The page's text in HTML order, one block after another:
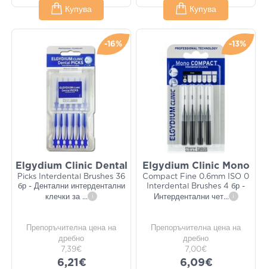
Купува Купува
-16%
Elgydium Clinic Dental
Picks Interdental Brushes 36
бр - Дентални интердентални
клечки за ... i
Препоръчителна цена на
дребно
7,39€
6,21€
-13%
Elgydium Clinic Mono
Compact Fine 0.6mm ISO 0
Interdental Brushes 4 бр -
Интердентални чет... i
Препоръчителна цена на
дребно
7,00€
6,09€